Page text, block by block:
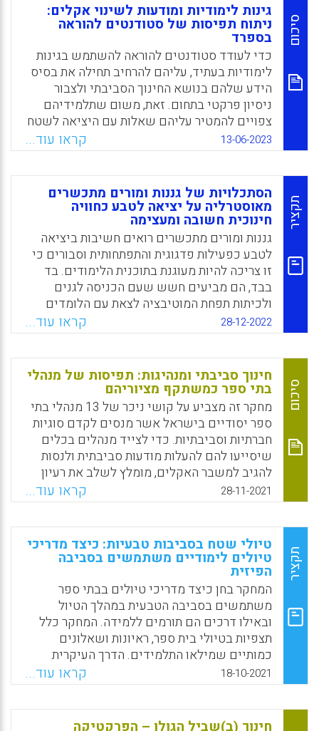
WhatsApp
Facebook
Email
X סיכום
גינות לימודיות ומודעות לשינוי אקלים:
ניתוח תפיסות של סטודנטים להוראה
בספרד
כדי לעודד סטודנטים להוראה להשתמש בגינות
לימודיות בעתיד, עליהם להרחיב תחילה את בסיס
הידע שלהם בנושא החינוך הסביבתי ולצבור
ניסיון פרקטי בתחום. זאת, משום שתלמידיהם
צפויים להמטיר עליהם שאלות עם היציאה לשטח
ולראות בהם ברי-סמכא. יתר על כן, שילוב גינות
לימודיות בתוכנית הלימודים השנתית אינו תלוי
רק במתכשר או במורה. אלא, מצריך להציב את
נושא שינוי האקלים במעלה סדר העדיפויות
ומחייבת את קובעי המדיניות להציג חזון אקולוגי
ולהצהיר על מדיניות סדורה לפיה לימודי סביבה
וקיימות מהווים אינטגרלי חלק ממסלול ההכשרה
להוראה.
WhatsApp
Facebook
Email
X
13-06-2023 קראו עוד...
תקציר
הסתכלויות של גננות ומורים מתכשרים
מאוסטרליה על יציאה לטבע כחוויה
חינוכית חשובה ומעצימה
גננות ומורים מתכשרים רואים חשיבות ביציאה
לטבע כפעילות פדגוגית והתפתחותית וסבורים כי
זו צריכה להיות מעוגנת בתוכנית הלימודים. בד
בבד, הם מביעים חשש שעם הכניסה לגנים
ולכיתות תפחת המוטיבציה לצאת עם הלומדים
לטבע, מתריעים על סכנת מעידות, פציעות,
טביעות, היפותרמיה ומכות-שמש וחוששים
מתלונות עתידיות של הורים מודאגים.
WhatsApp
Facebook
Email
X
28-12-2022 קראו עוד...
סיכום
חינוך סביבתי ומנהיגות: תפיסות של מנהלי
בתי ספר כמשתקף מציוריהם
מחקר זה מצביע על קושי ניכר של 13 מנהלי בתי
ספר יסודיים בישראל אשר מנסים לקדם סוגיות
חברתיות וסביבתיות. כדי לצייד מנהלים בכלים
שיסייעו להם להעלות מודעות סביבתית ולנסות
להגיב למשבר האקלים, מומלץ לשלב את רעיון
החינוך הסביבתי בתוכניות ההכשרה והפיתוח
המקצועי של מנהלי בתי הספר ובחזון השנתי של
משרדי החינוך והגנת הסביבה. שכן, המנהלים
צריכים לחוש ולדעת שהם מקבלים תמיכה
מהממונים עליהם.
WhatsApp
Facebook
Email
X
28-11-2021 קראו עוד...
תקציר
טיולי שטח בסביבות טבעיות: כיצד מדריכי
טיולים לימודיים משתמשים בסביבה
הפיזית
המחקר בחן כיצד מדריכי טיולים בבתי ספר
משתמשים בסביבה הטבעית במהלך הטיול
ובאילו דרכים הם תורמים ללמידה. המחקר כלל
תצפיות בטיולי בית ספר, ראיונות ושאלונים
כמותיים שמילאו התלמידים. הדרך העיקרית
שבה התייחסו המדריכים לסביבה הטבעית הייתה
באמצעות הוראה מובנית של מושגים והסבר על
תופעות הנוגעות לסביבה של הטיול. לימוד
כישורים שונים ודיון בערכים כיצד להתנהג בטבע
18-10-2021 קראו עוד...
חינוך (ב)שביל הגולן – הפרקטיקה